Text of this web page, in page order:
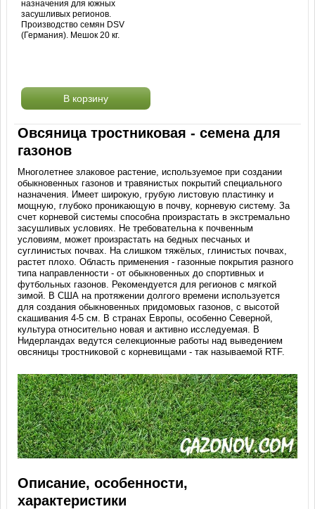
назначения для южных
засушливых регионов.
Производство семян DSV
(Германия). Мешок 20 кг.
В корзину
Овсяница тростниковая - семена для
газонов
Многолетнее злаковое растение, используемое при создании
обыкновенных газонов и травянистых покрытий специального
назначения. Имеет широкую, грубую листовую пластинку и
мощную, глубоко проникающую в почву, корневую систему. За
счет корневой системы способна произрастать в экстремально
засушливых условиях. Не требовательна к почвенным
условиям, может произрастать на бедных песчаных и
суглинистых почвах. На слишком тяжёлых, глинистых почвах,
растет плохо. Область применения - газонные покрытия разного
типа направленности - от обыкновенных до спортивных и
футбольных газонов. Рекомендуется для регионов с мягкой
зимой. В США на протяжении долгого времени используется
для создания обыкновенных придомовых газонов, с высотой
скашивания 4-5 см. В странах Европы, особенно Северной,
культура относительно новая и активно исследуемая. В
Нидерландах ведутся селекционные работы над выведением
овсяницы тростниковой с корневищами - так называемой RTF.
Описание, особенности,
характеристики